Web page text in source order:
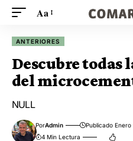
Aa
ANTERIORES
Descubre todas
del
NULL
PorAdmin Publicado Enero
4 Min Lectura